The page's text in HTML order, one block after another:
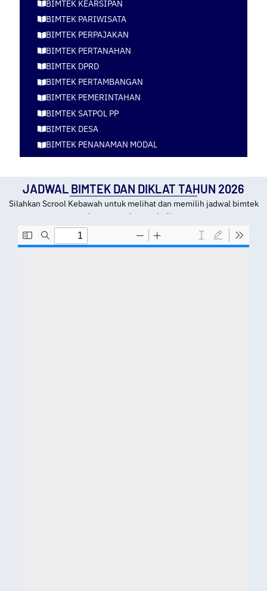
BIMTEK KEARSIPAN
BIMTEK PARIWISATA
BIMTEK PERPAJAKAN
BIMTEK PERTANAHAN
BIMTEK DPRD
BIMTEK PERTAMBANGAN
BIMTEK PEMERINTAHAN
BIMTEK SATPOL PP
BIMTEK DESA
BIMTEK PENANAMAN MODAL
JADWAL BIMTEK DAN DIKLAT TAHUN 2026
Silahkan Scrool Kebawah untuk melihat dan memilih jadwal bimtek
dan tempat kota pelatihan